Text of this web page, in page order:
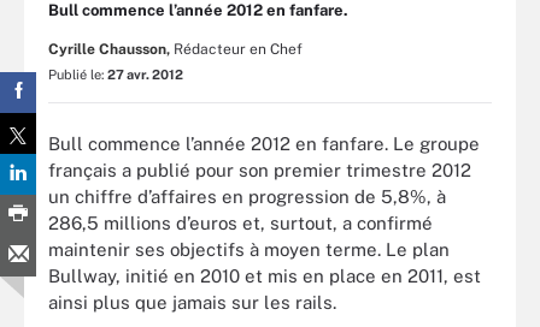
Bull commence l’année 2012 en fanfare.
Cyrille Chausson, Rédacteur en Chef
Publié le: 27 avr. 2012
Bull commence l’année 2012 en fanfare. Le groupe
français a publié pour son premier trimestre 2012
un chiffre d’affaires en progression de 5,8%, à
286,5 millions d’euros et, surtout, a confirmé
maintenir ses objectifs à moyen terme. Le plan
Bullway, initié en 2010 et mis en place en 2011, est
ainsi plus que jamais sur les rails.